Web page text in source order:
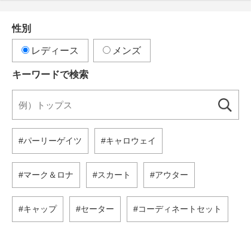
性別
レディース メンズ
キーワードで検索
パーリーゲイツ キャロウェイ
マーク＆ロナ スカート アウター
キャップ セーター コーディネートセット